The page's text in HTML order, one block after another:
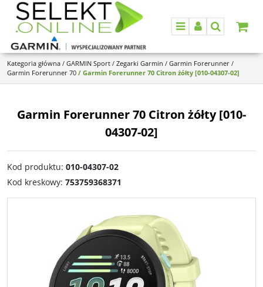
MenuPanelSzukaj
Kategoria główna / GARMIN Sport / Zegarki Garmin / Garmin Forerunner /
Garmin Forerunner 70 / Garmin Forerunner 70 Citron żółty [010-04307-02]
Garmin Forerunner 70 Citron żółty [010-
04307-02]
Kod produktu: 010-04307-02
Kod kreskowy: 753759368371